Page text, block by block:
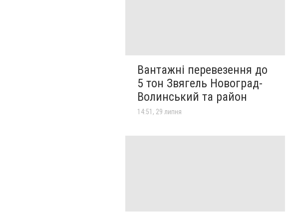
Вантажні перевезення до
5 тон Звягель Новоград-
Волинський та район
14:51, 29 липня